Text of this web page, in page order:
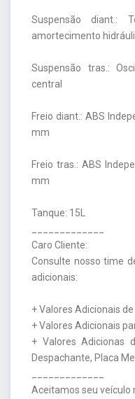
Suspensão diant.:
amortecimento
Suspensão tras.:
central
Freio diant.: ABS
mm
Freio tras.: ABS
mm
Tanque: 15L
Caro Cliente:
Consulte nosso time
adicionais:
+ Valores Adicionais
+ Valores Adicionais
+ Valores Adicionas
Despachante, Placa
Aceitamos seu veículo